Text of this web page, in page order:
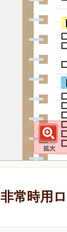
非常時用